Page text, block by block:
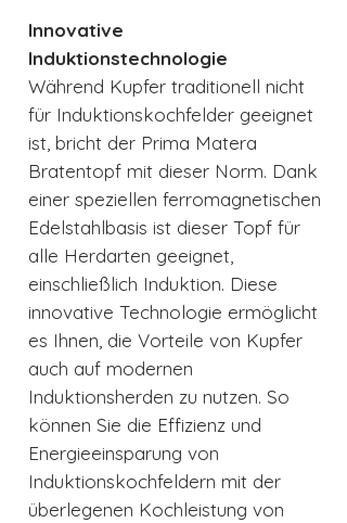
Innovative
Induktionstechnologie
Während Kupfer traditionell nicht
für Induktionskochfelder geeignet
ist, bricht der Prima Matera
Bratentopf mit dieser Norm. Dank
einer speziellen ferromagnetischen
Edelstahlbasis ist dieser Topf für
alle Herdarten geeignet,
einschließlich Induktion. Diese
innovative Technologie ermöglicht
es Ihnen, die Vorteile von Kupfer
auch auf modernen
Induktionsherden zu nutzen. So
können Sie die Effizienz und
Energieeinsparung von
Induktionskochfeldern mit der
überlegenen Kochleistung von